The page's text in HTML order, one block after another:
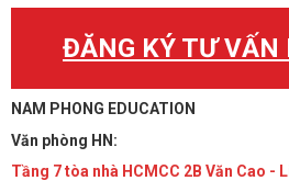
ĐĂNG KÝ TƯ VẤN
NAM PHONG EDUCATION
Văn phòng HN:
Tầng 7 tòa nhà HCMCC 2B Văn Cao -